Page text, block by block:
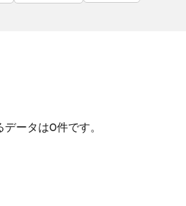
ータは0件です。